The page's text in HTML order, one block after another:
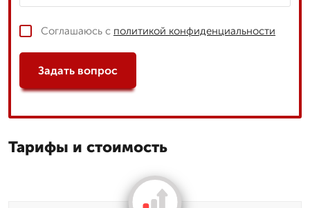
Соглашаюсь с политикой конфиденциальности
Задать вопрос
Тарифы и стоимость